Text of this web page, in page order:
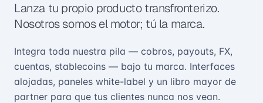
Lanza tu propio producto transfronterizo.
Nosotros somos el motor; tú la marca.
Integra toda nuestra pila — cobros, payouts, FX,
cuentas, stablecoins — bajo tu marca. Interfaces
alojadas, paneles white-label y un libro mayor de
partner para que tus clientes nunca nos vean.